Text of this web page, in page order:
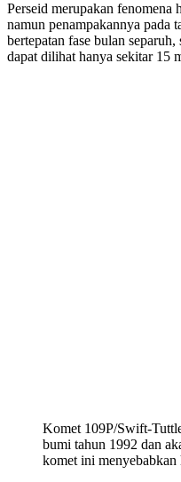
Perseid merupakan fenomena
namun penampakannya pada
bertepatan fase bulan
dapat dilihat hanya sekitar 15
Komet 109P/Swift-
bumi tahun 1992 dan
komet ini